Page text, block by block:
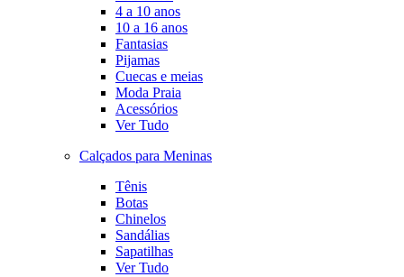
4 a 10 anos
10 a 16 anos
Fantasias
Pijamas
Cuecas e meias
Moda Praia
Acessórios
Ver Tudo
Calçados para Meninas
Tênis
Botas
Chinelos
Sandálias
Sapatilhas
Ver Tudo